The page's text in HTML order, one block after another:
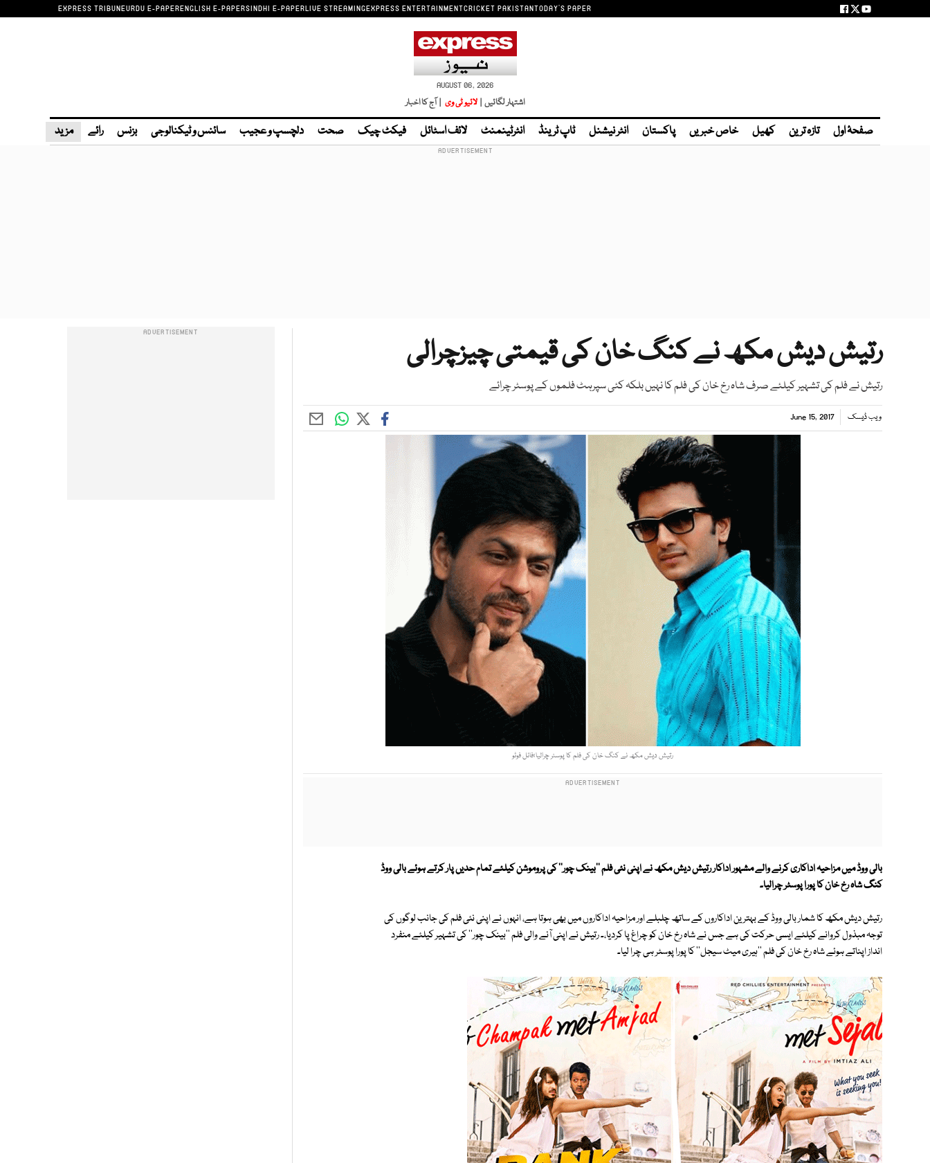
EXPRESS TRIBUNEURDU E-PAPERENGLISH E-PAPERSINDHI E-PAPERLIVE STREAMINGEXPRESS ENTERTAINMENTCRICKET PAKISTANTODAY'S PAPER
AUGUST 06, 2026
اشتہار لگائیں | لائیو ٹی وی | آج کا اخبار
صفحۂ اول تازہ ترین کھیل خاص خبریں پاکستان انٹر نیشنل ٹاپ ٹرینڈ انٹرٹینمنٹ لائف اسٹائل فیکٹ چیک صحت دلچسپ و عجیب سائنس و ٹیکنالوجی بزنس رائے مزید
رتیش دیش مکھ نے کنگ خان کی قیمتی چیزچرالی
رتیش نے فلم کی تشہیر کیلئے صرف شاہ رخ خان کی فلم کا نہیں بلکہ کئی سپرہٹ فلموں کے پوسٹر چرائے
ویب ڈیسک June 15, 2017
رتیش دیش مکھ نے کنگ خان کی فلم کا پوسٹر چرالیا؛فائل فوٹو
بالی ووڈ میں مزاحیہ اداکاری کرنے والے مشہور اداکار رتیش دیش مکھ نے اپنی نئی فلم ''بینک چور'' کی پروموشن کیلئے تمام حدیں پار کرتے ہوئے بالی ووڈ
کنگ شاہ رخ خان کا پورا پوسٹر چرالیا۔
رتیش دیش مکھ کا شمار بالی ووڈ کے بہترین اداکاروں کے ساتھ چلبلے اور مزاحیہ اداکاروں میں بھی ہوتا ہے، انہوں نے اپنی نئی فلم کی جانب لوگوں کی
توجہ مبذول کروانے کیلئے ایسی حرکت کی ہے جس نے شاہ رخ خان کو چراغ پا کردیا،۔ رتیش نے اپنی آنے والی فلم ''بینک چور'' کی تشہیر کیلئے منفرد
انداز اپناتے ہوئے شاہ رخ خان کی فلم ''ہیری میٹ سیجل'' کا پورا پوسٹر ہی چرا لیا۔